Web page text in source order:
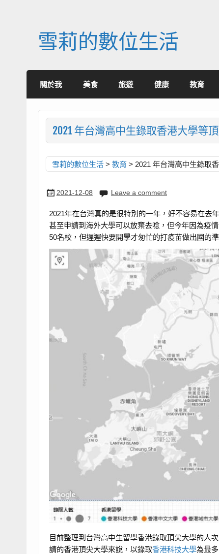
雪莉的數位生活
關於我 美食 旅遊 健康 教育
2021 年台灣高中生錄取香港大學等
雪莉的數位生活> 教育> 2021 年台灣高中生錄取
2021-12-08 Leave a comment
2021年在台灣真的是很特別的一年，好不容易在去
甚至申請到海外大學可以放棄去唸，但今年因為疫
50名校，但遲遲快要開學才匆忙的打疫苗做出國的準
目前整理到台灣高中生留學香港錄取頂尖大學的人
請的香港頂尖大學來說，以錄取香港科技大學為最